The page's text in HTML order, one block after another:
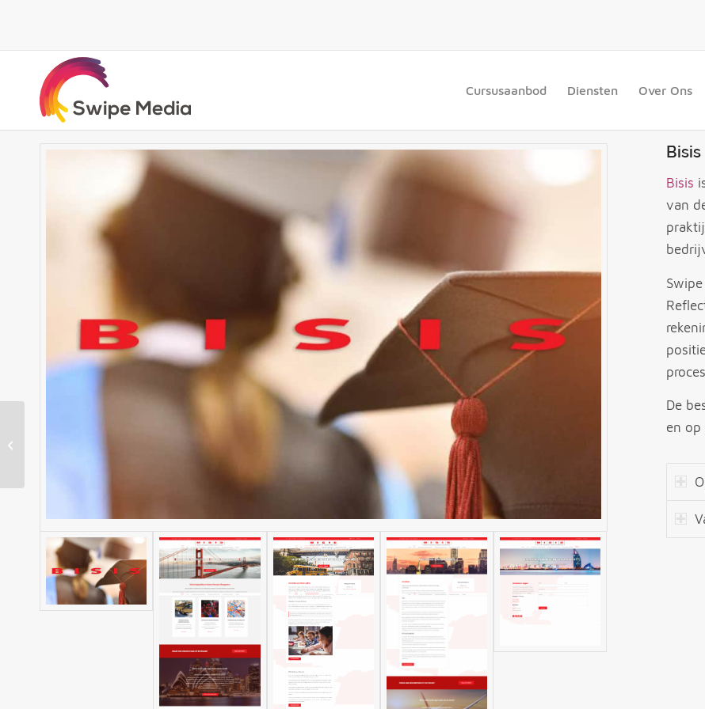
Cursusaanbod Diensten Over Ons
Bisis
Bisis
van
De
en op